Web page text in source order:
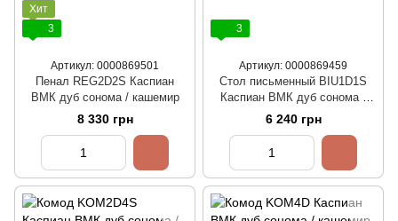
Хит
3
Артикул: 0000869501
Пенал REG2D2S Каспиан
ВМК дуб сонома / кашемир
8 330 грн
3
Артикул: 0000869459
Стол письменный BIU1D1S
Каспиан ВМК дуб сонома /
кашемир
6 240 грн